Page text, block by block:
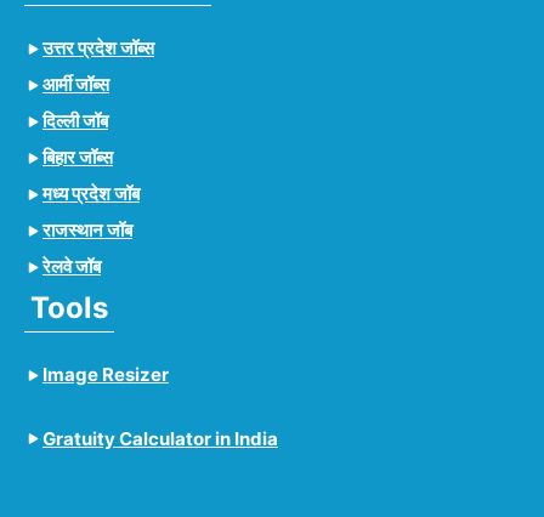
उत्तर प्रदेश जॉब्स
आर्मी जॉब्स
दिल्ली जॉब
बिहार जॉब्स
मध्य प्रदेश जॉब
राजस्थान जॉब
रेलवे जॉब
Tools
Image Resizer
Gratuity Calculator in India